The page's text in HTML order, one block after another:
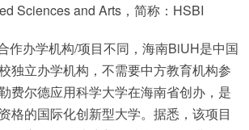
Sciences and Arts，简称：HSBI
作办学机构/项目不同，海南BiUH是中国
独立办学机构，不需要中方教育机构参
费尔德应用科学大学在海南省创办，是
格的国际化创新型大学。据悉，该项目